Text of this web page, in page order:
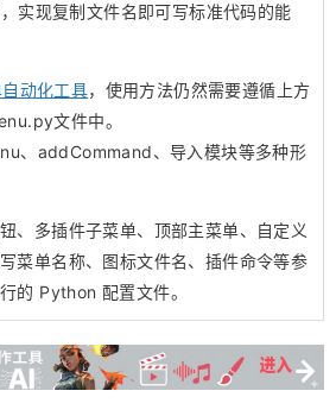
实现复制文件名即可写标准代码的能
动化工具，使用方法仍然需要遵循上方
文件中。
、addCommand、导入模块等多种形
、多插件子菜单、顶部主菜单、自定义
菜单名称、图标文件名、插件命令等参
的 Python 配置文件。